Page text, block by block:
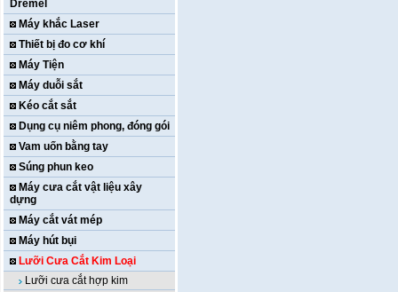
Dremel
Máy khắc Laser
Thiết bị đo cơ khí
Máy Tiện
Máy duỗi sắt
Kéo cắt sắt
Dụng cụ niêm phong, đóng gói
Vam uốn bằng tay
Súng phun keo
Máy cưa cắt vật liệu xây
dựng
Máy cắt vát mép
Máy hút bụi
Lưỡi Cưa Cắt Kim Loại
Lưỡi cưa cắt hợp kim